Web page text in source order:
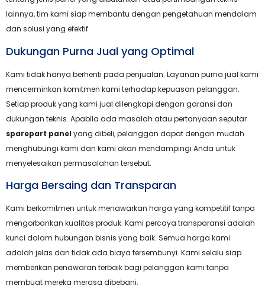
lainnya, tim kami siap membantu dengan pengetahuan mendalam
dan solusi yang efektif.
Dukungan Purna Jual yang Optimal
Kami tidak hanya berhenti pada penjualan. Layanan purna jual kami
mencerminkan komitmen kami terhadap kepuasan pelanggan.
Setiap produk yang kami jual dilengkapi dengan garansi dan
dukungan teknis. Apabila ada masalah atau pertanyaan seputar
sparepart panel yang dibeli, pelanggan dapat dengan mudah
menghubungi kami dan kami akan mendampingi Anda untuk
menyelesaikan permasalahan tersebut.
Harga Bersaing dan Transparan
Kami berkomitmen untuk menawarkan harga yang kompetitif tanpa
mengorbankan kualitas produk. Kami percaya transparansi adalah
kunci dalam hubungan bisnis yang baik. Semua harga kami
adalah jelas dan tidak ada biaya tersembunyi. Kami selalu siap
memberikan penawaran terbaik bagi pelanggan kami tanpa
membuat mereka merasa dibebani.